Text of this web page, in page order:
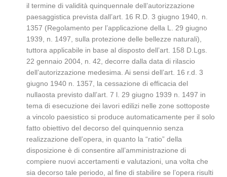
il termine di validità quinquennale dell’autorizzazione
paesaggistica prevista dall’art. 16 R.D. 3 giugno 1940, n.
1357 (Regolamento per l’applicazione della L. 29 giugno
1939, n. 1497, sulla protezione delle bellezze naturali),
tuttora applicabile in base al disposto dell’art. 158 D.Lgs.
22 gennaio 2004, n. 42, decorre dalla data di rilascio
dell’autorizzazione medesima. Ai sensi dell’art. 16 r.d. 3
giugno 1940 n. 1357, la cessazione di efficacia del
nullaosta previsto dall’art. 7 l. 29 giugno 1939 n. 1497 in
tema di esecuzione dei lavori edilizi nelle zone sottoposte
a vincolo paesistico si produce automaticamente per il solo
fatto obiettivo del decorso del quinquennio senza
realizzazione dell’opera, in quanto la “ratio” della
disposizione è di consentire all’amministrazione di
compiere nuovi accertamenti e valutazioni, una volta che
sia decorso tale periodo, al fine di stabilire se l’opera risulti